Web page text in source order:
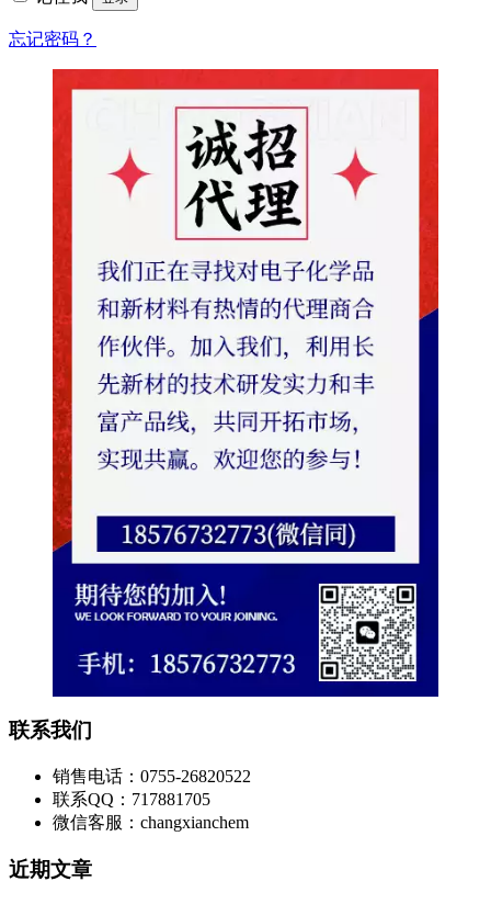
忘记密码？
联系我们
销售电话：0755-26820522
联系QQ：717881705
微信客服：changxianchem
近期文章